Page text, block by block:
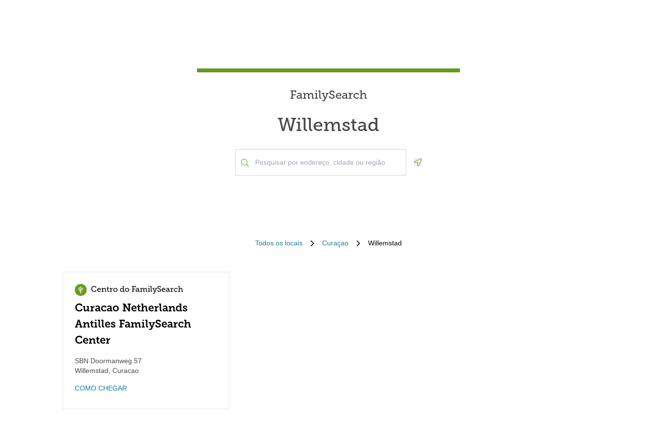
FamilySearch
Willemstad
Todos os locais Curaçao Willemstad
Centro do FamilySearch
Curacao Netherlands
Antilles FamilySearch
Center
SBN Doormanweg 57
Willemstad Curacao
COMO CHEGAR